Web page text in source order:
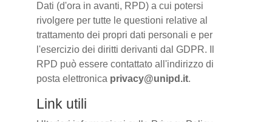
Dati (d'ora in avanti, RPD) a cui potersi
rivolgere per tutte le questioni relative al
trattamento dei propri dati personali e per
l'esercizio dei diritti derivanti dal GDPR. Il
RPD può essere contattato all'indirizzo di
posta elettronica privacy@unipd.it.
Link utili